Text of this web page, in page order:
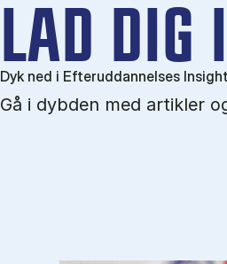
LAD DIG
Gå i dybden med artikler
Dyk ned i Efteruddannelses